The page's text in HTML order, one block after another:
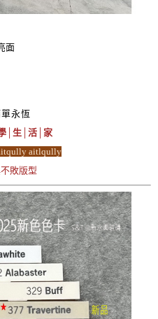
面
永恆
│生│活│家
aitlqully
敗版型